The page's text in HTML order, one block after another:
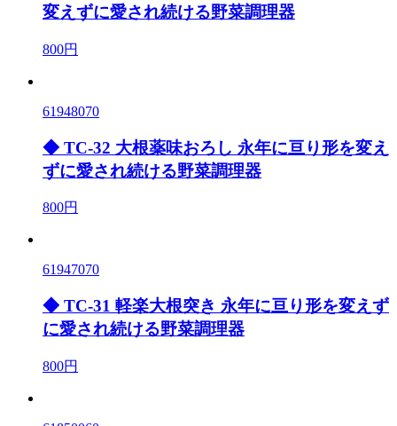
変えずに愛され続ける野菜調理器
800円
61948070
◆ TC-32 大根薬味おろし 永年に亘り形を変え
ずに愛され続ける野菜調理器
800円
61947070
◆ TC-31 軽楽大根突き 永年に亘り形を変えず
に愛され続ける野菜調理器
800円